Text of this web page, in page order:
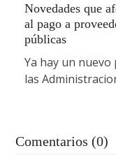
Novedades que
al pago a
públicas
Ya hay un
las
Comentarios (0)